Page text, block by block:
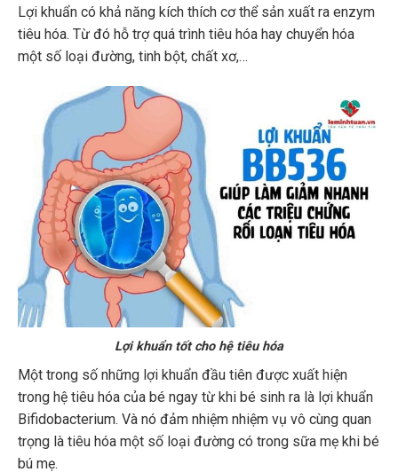
Lợi khuẩn có khả năng kích thích cơ thể sản xuất ra enzym
tiêu hóa. Từ đó hỗ trợ quá trình tiêu hóa hay chuyển hóa
một số loại đường, tinh bột, chất xơ,…
Lợi khuẩn tốt cho hệ tiêu hóa
Một trong số những lợi khuẩn đầu tiên được xuất hiện
trong hệ tiêu hóa của bé ngay từ khi bé sinh ra là lợi khuẩn
Bifidobacterium. Và nó đảm nhiệm nhiệm vụ vô cùng quan
trọng là tiêu hóa một số loại đường có trong sữa mẹ khi bé
bú mẹ.